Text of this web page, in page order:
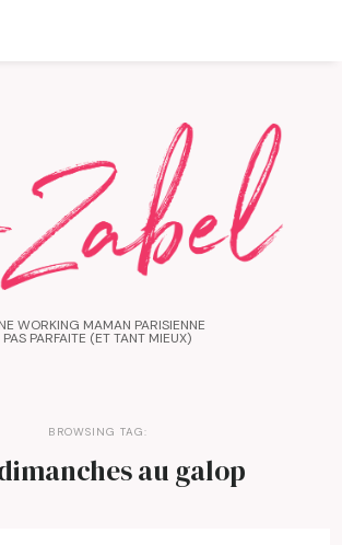
WORKING MAMAN PARISIENNE
PAS PARFAITE (ET TANT MIEUX)
BROWSING TAG:
au galop